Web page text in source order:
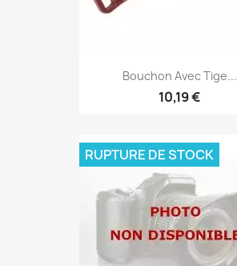
Bouchon Avec Tige...
10,19 €
RUPTURE DE STOCK